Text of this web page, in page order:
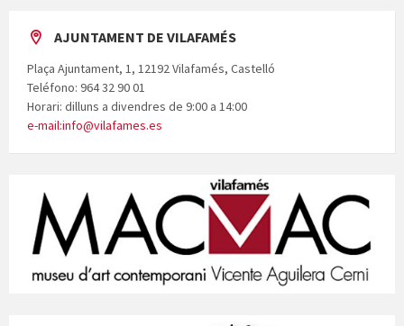
AJUNTAMENT DE VILAFAMÉS
Plaça Ajuntament, 1, 12192 Vilafamés, Castelló
Teléfono: 964 32 90 01
Horari: dilluns a divendres de 9:00 a 14:00
e-mail:info@vilafames.es